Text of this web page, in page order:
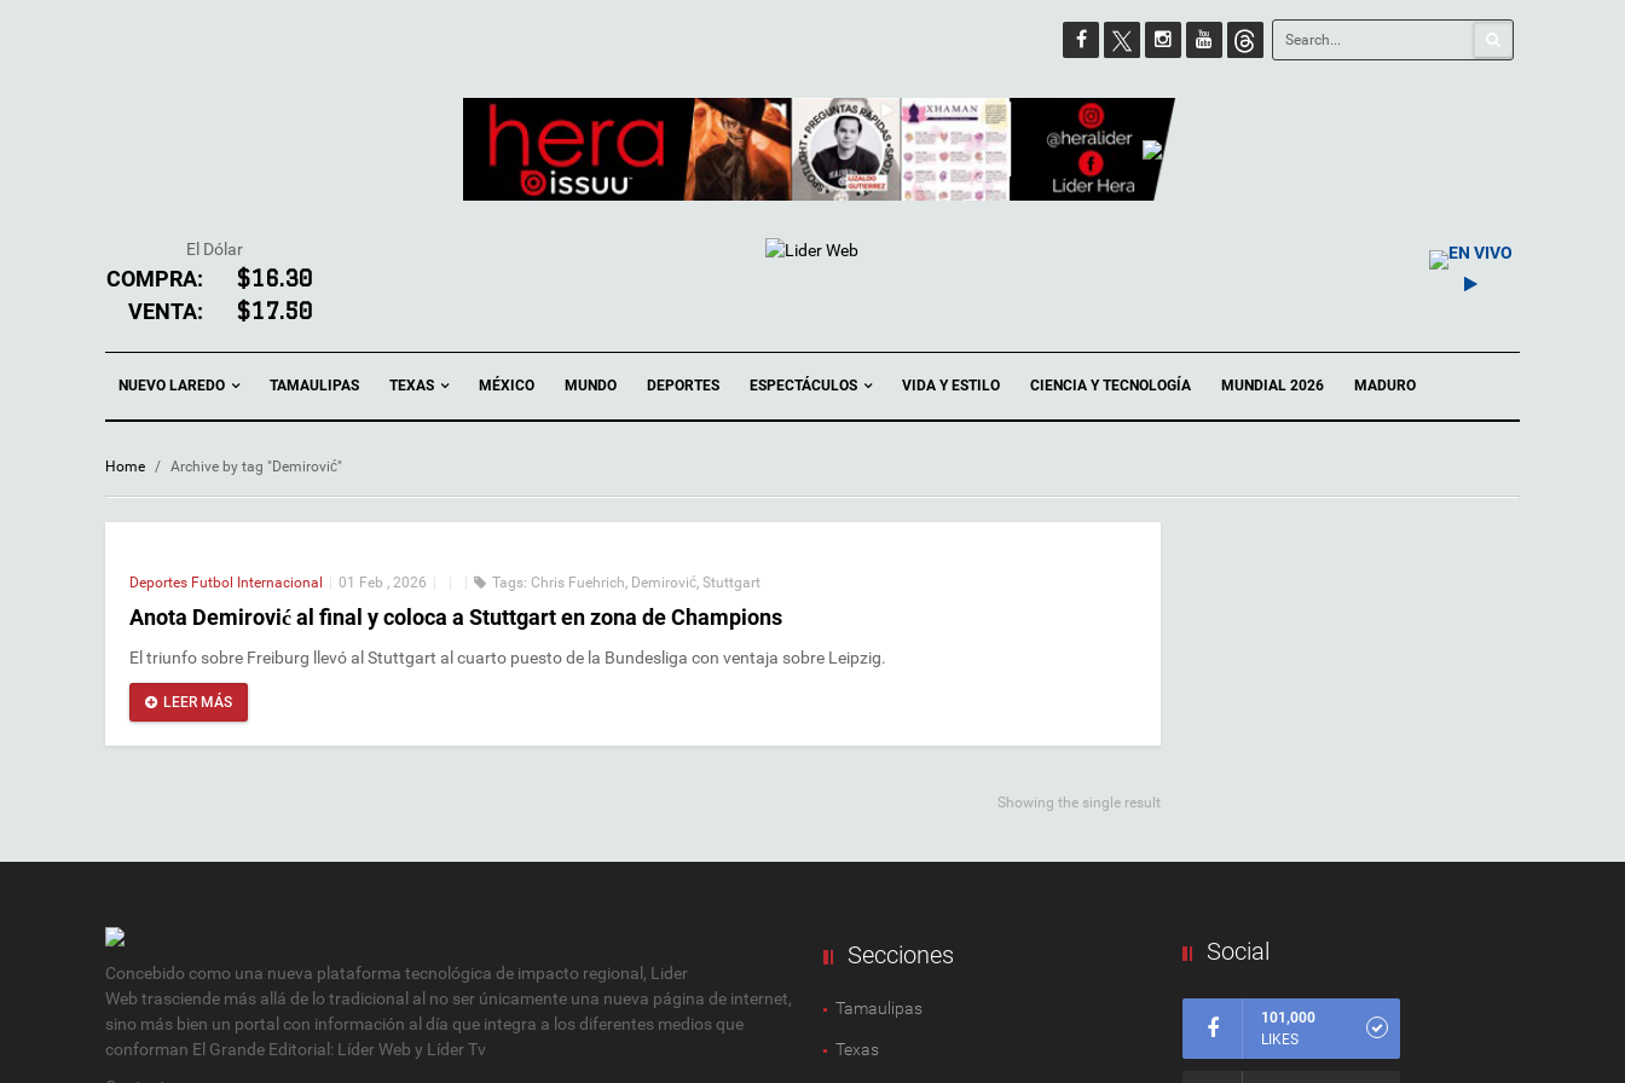
El Dólar
COMPRA: $16.30
VENTA: $17.50
EN VIVO
NUEVO LAREDO TAMAULIPAS TEXAS MÉXICO MUNDO DEPORTES ESPECTÁCULOS VIDA Y ESTILO CIENCIA Y TECNOLOGÍA MUNDIAL 2026 MADURO
Home / Archive by tag "Demirović"
Deportes Futbol Internacional 01 Feb , 2026 Tags: Chris Fuehrich, Demirović, Stuttgart
Anota Demirović al final y coloca a Stuttgart en zona de Champions
El triunfo sobre Freiburg llevó al Stuttgart al cuarto puesto de la Bundesliga con ventaja sobre Leipzig.
LEER MÁS
Showing the single result
Concebido como una nueva plataforma tecnológica de impacto regional, Lider
Web trasciende más allá de lo tradicional al no ser únicamente una nueva página de internet,
sino más bien un portal con información al día que integra a los diferentes medios que
conforman El Grande Editorial: Líder Web y Líder Tv
Secciones
Tamaulipas
Texas
Social
101,000
LIKES